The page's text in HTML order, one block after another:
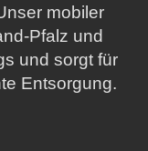
mobiler
Pfalz und
und sorgt für
Entsorgung.